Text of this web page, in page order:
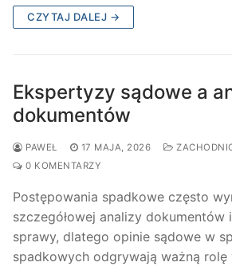
CZYTAJ DALEJ →
Ekspertyzy sądowe a
dokumentów
PAWEŁ 17 MAJA, 2026
0 KOMENTARZY
Postępowania spadkowe często
szczegółowej analizy dokumentów
sprawy, dlatego opinie sądowe w
spadkowych odgrywają ważną rolę